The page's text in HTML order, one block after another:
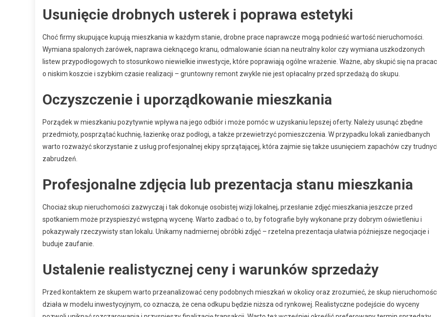
Usunięcie drobnych usterek i poprawa estetyki
Choć firmy skupujące kupują mieszkania w każdym stanie, drobne prace naprawcze mogą podnieść wartość nieruchomości.
Wymiana spalonych żarówek, naprawa cieknącego kranu, odmalowanie ścian na neutralny kolor czy wymiana uszkodzonych
listew przypodłogowych to stosunkowo niewielkie inwestycje, które poprawiają ogólne wrażenie. Ważne, aby skupić się na
o niskim koszcie i szybkim czasie realizacji – gruntowny remont zwykle nie jest opłacalny przed sprzedażą do skupu.
Oczyszczenie i uporządkowanie mieszkania
Porządek w mieszkaniu pozytywnie wpływa na jego odbiór i może pomóc w uzyskaniu lepszej oferty. Należy usunąć zbędne
przedmioty, posprzątać kuchnię, łazienkę oraz podłogi, a także przewietrzyć pomieszczenia. W przypadku lokali zaniedbanych
warto rozważyć skorzystanie z usług profesjonalnej ekipy sprzątającej, która zajmie się także usunięciem zapachów czy
zabrudzeń.
Profesjonalne zdjęcia lub prezentacja stanu mieszkania
Chociaż skup nieruchomości zazwyczaj i tak dokonuje osobistej wizji lokalnej, przesłanie zdjęć mieszkania jeszcze przed
spotkaniem może przyspieszyć wstępną wycenę. Warto zadbać o to, by fotografie były wykonane przy dobrym oświetleniu i
pokazywały rzeczywisty stan lokalu. Unikamy nadmiernej obróbki zdjęć – rzetelna prezentacja ułatwia późniejsze negocjacje i
buduje zaufanie.
Ustalenie realistycznej ceny i warunków sprzedaży
Przed kontaktem ze skupem warto przeanalizować ceny podobnych mieszkań w okolicy oraz zrozumieć, że skup
działa w modelu inwestycyjnym, co oznacza, że cena odkupu będzie niższa od rynkowej. Realistyczne podejście do wyceny